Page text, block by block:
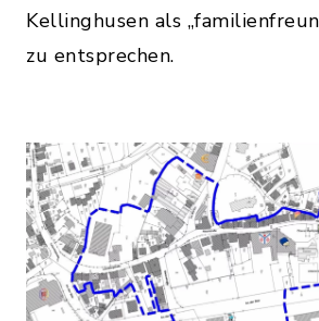
Kellinghusen als
zu entsprechen.